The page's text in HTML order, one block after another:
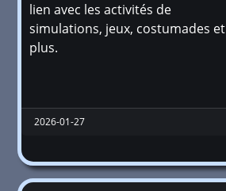
lien avec les activités de
simulations, jeux, costumades et
plus.
2026-01-27